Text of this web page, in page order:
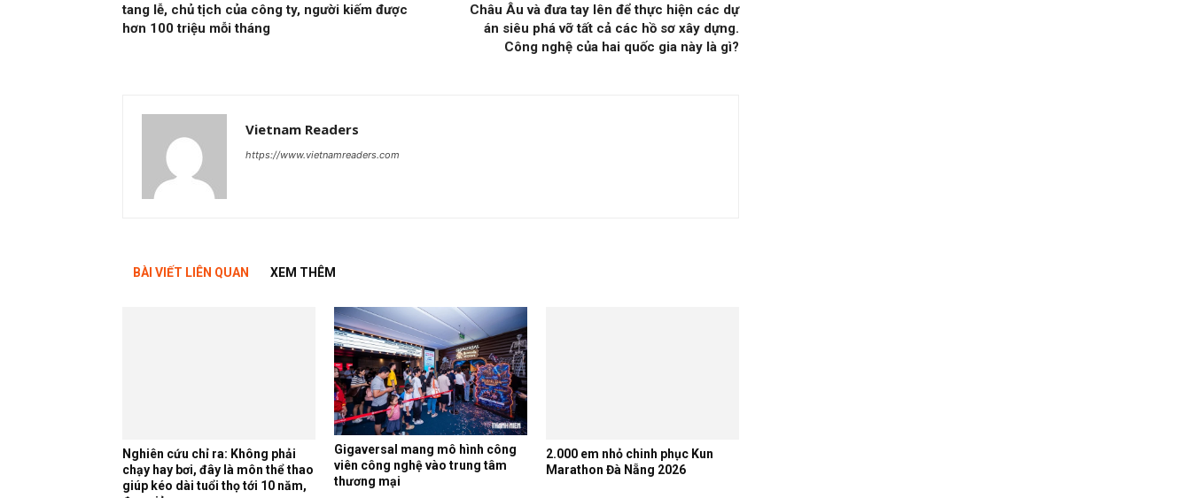
tang lễ, chủ tịch của công ty, người kiếm được
hơn 100 triệu mỗi tháng
Châu Âu và đưa tay lên để thực hiện các dự
án siêu phá vỡ tất cả các hồ sơ xây dựng.
Công nghệ của hai quốc gia này là gì?
Vietnam Readers
https://www.vietnamreaders.com
BÀI VIẾT LIÊN QUAN XEM THÊM
Nghiên cứu chỉ ra: Không phải
chạy hay bơi, đây là môn thể thao
giúp kéo dài tuổi thọ tới 10 năm,
Gigaversal mang mô hình công
viên công nghệ vào trung tâm
thương mại